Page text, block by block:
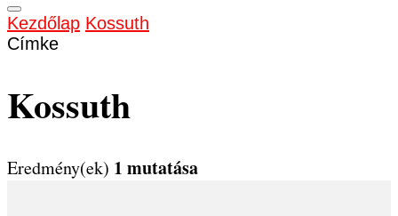
Kezdőlap Kossuth
Címke
Kossuth
Eredmény(ek) 1 mutatása